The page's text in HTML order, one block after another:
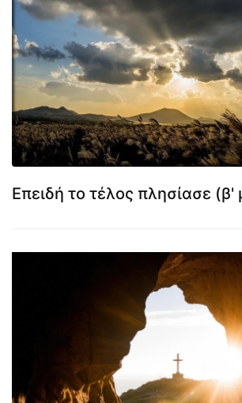
Επειδή το τέλος πλησίασε (β'